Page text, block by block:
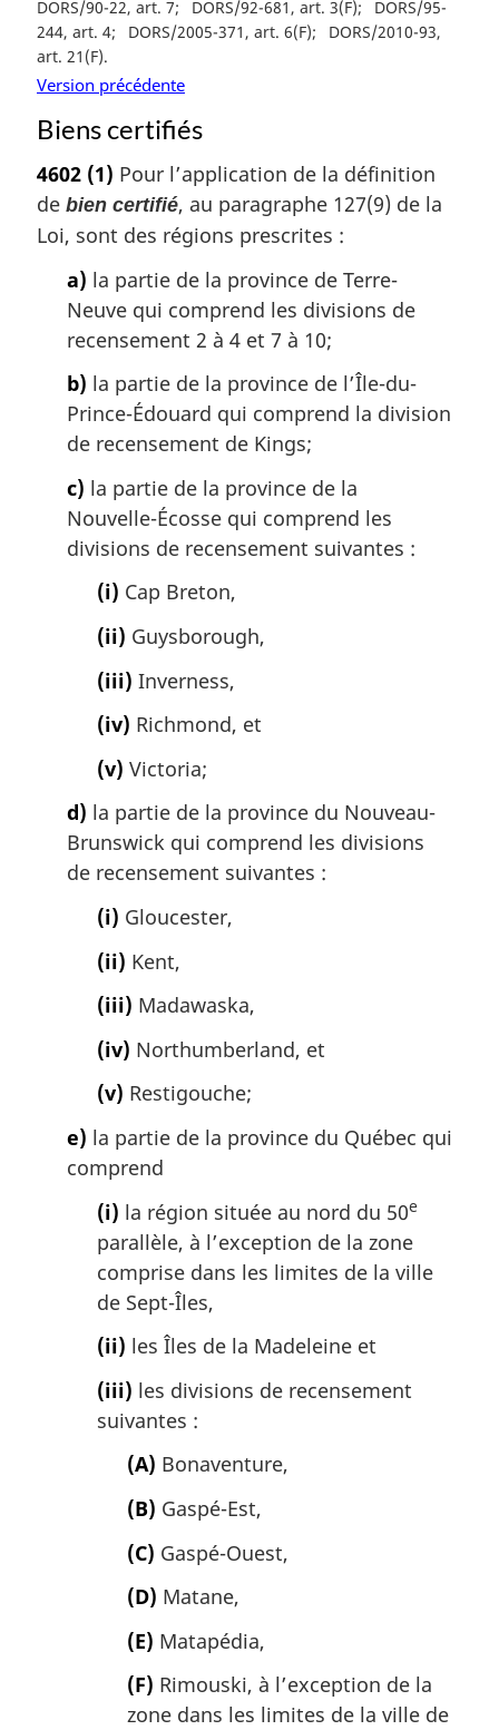
DORS/90-22, art. 7 DORS/92-681, art. 3(F)
DORS/95-
244, art. 4
DORS/2005-371, art. 6(F)
DORS/2010-93,
art. 21(F)
Version précédente
Biens certifiés
4602 (1) Pour l’application de la définition
de bien certifié, au paragraphe 127(9) de la
Loi, sont des régions prescrites :
a) la partie de la province de Terre-
Neuve qui comprend les divisions de
recensement 2 à 4 et 7 à 10;
b) la partie de la province de l’Île-du-
Prince-Édouard qui comprend la division
de recensement de Kings;
c) la partie de la province de la
Nouvelle-Écosse qui comprend les
divisions de recensement suivantes :
(i) Cap Breton,
(ii) Guysborough,
(iii) Inverness,
(iv) Richmond, et
(v) Victoria;
d) la partie de la province du Nouveau-
Brunswick qui comprend les divisions
de recensement suivantes :
(i) Gloucester,
(ii) Kent,
(iii) Madawaska,
(iv) Northumberland, et
(v) Restigouche;
e) la partie de la province du Québec qui
comprend
(i) la région située au nord du 50e
parallèle, à l’exception de la zone
comprise dans les limites de la ville
de Sept-Îles,
(ii) les Îles de la Madeleine et
(iii) les divisions de recensement
suivantes :
(A) Bonaventure,
(B) Gaspé-Est,
(C) Gaspé-Ouest,
(D) Matane,
(E) Matapédia,
(F) Rimouski, à l’exception de la
zone dans les limites de la ville de